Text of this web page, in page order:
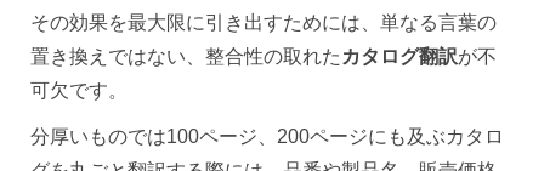
その効果を最大限に引き出すためには、単なる言葉の
置き換えではない、整合性の取れた カタログ翻訳が不
可欠です。
分厚いものでは100ページ、200ページにも及ぶカタロ